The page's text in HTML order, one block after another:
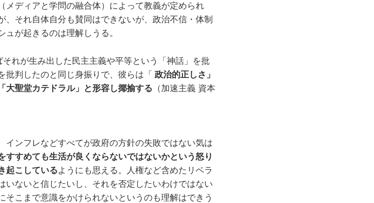
メディアと学問の融合体）によって教義が定められ
、それ自体自分も賛同はできないが、政治不信・体制
が起きるのは理解しうる。
れが生み出した民主主義や平等という「神話」を批
批判したのと同じ身振りで、彼らは「 政治的正しさ」
大聖堂カテドラル」と形容し揶揄する （加速主義 資本
インフレなどすべてが政府の方針の失敗ではない気は
すすめても生活が良くならないではないかという怒り
起こしているようにも思える。人権など含めたリベラ
いないと信じたいし、それを否定したいわけではない
そこまで意識をかけられないというのも理解はできう